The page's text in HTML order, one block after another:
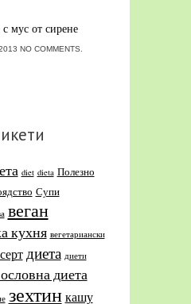
мус от сирене
NO COMMENTS.
diet dieta Полезно
Супи
веган
кухня вегетариански
диета диети
диета
зехтин кашу